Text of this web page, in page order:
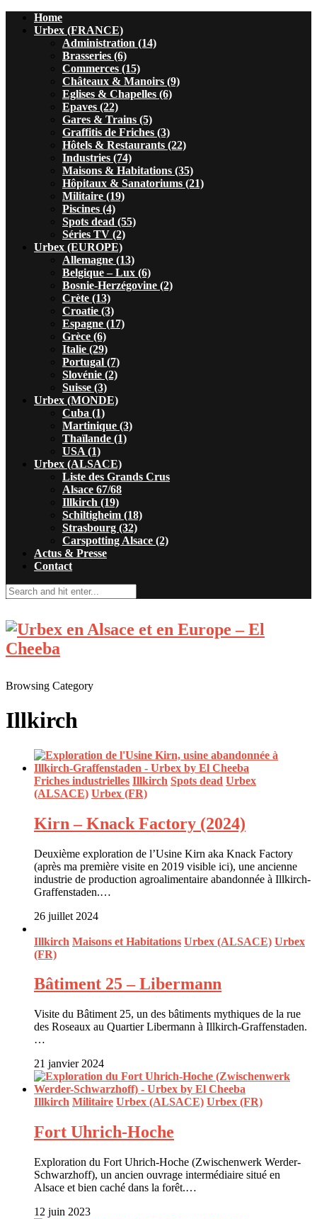
Home
Urbex (FRANCE)
Administration (14)
Brasseries (6)
Commerces (15)
Châteaux & Manoirs (9)
Eglises & Chapelles (6)
Epaves (22)
Gares & Trains (5)
Graffitis de Friches (3)
Hôtels & Restaurants (22)
Industries (74)
Maisons & Habitations (35)
Hôpitaux & Sanatoriums (21)
Militaire (19)
Piscines (4)
Spots dead (55)
Séries TV (2)
Urbex (EUROPE)
Allemagne (13)
Belgique – Lux (6)
Bosnie-Herzégovine (2)
Crète (13)
Croatie (3)
Espagne (17)
Grèce (6)
Italie (29)
Portugal (7)
Slovénie (2)
Suisse (3)
Urbex (MONDE)
Cuba (1)
Martinique (3)
Thaïlande (1)
USA (1)
Urbex (ALSACE)
Liste des Grands Crus
Alsace 67/68
Illkirch (19)
Schiltigheim (18)
Strasbourg (32)
Carspotting Alsace (2)
Actus & Presse
Contact
Browsing Category
Illkirch
Friches industrielles Illkirch Spots dead Urbex
(ALSACE) Urbex (FR)
Kirn – Knack Factory (2024)
Deuxième exploration de l’Usine Kirn aka Knack Factory
(après ma première visite en 2019 visible ici), une ancienne
industrie de production agroalimentaire abandonnée à Illkirch-
Graffenstaden.…
26 juillet 2024
Illkirch Maisons et Habitations Urbex (ALSACE) Urbex
(FR)
Bâtiment 25 – Libermann
Visite du Bâtiment 25, un des bâtiments mythiques de la rue
des Roseaux au Quartier Libermann à Illkirch-Graffenstaden.
…
21 janvier 2024
Illkirch Militaire Urbex (ALSACE) Urbex (FR)
Fort Uhrich-Hoche
Exploration du Fort Uhrich-Hoche (Zwischenwerk Werder-
Schwarzhoff), un ancien ouvrage intermédiaire situé en
Alsace et bien caché dans la forêt.…
12 juin 2023